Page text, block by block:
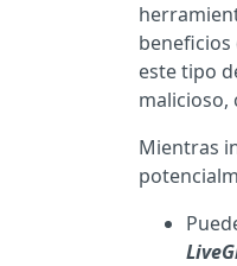
beneficios
este tipo
malicioso,
Mientras